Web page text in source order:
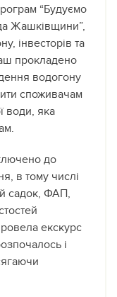
“Будуємо
Жашківщини”,
інвесторів та
прокладено
водогону
споживачам
води, яка
до
в тому числі
садок, ФАП,
екскурс
і